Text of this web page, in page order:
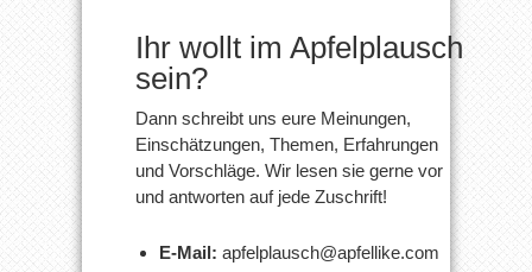
Ihr wollt im Apfelplausch
sein?
Dann schreibt uns eure Meinungen,
Einschätzungen, Themen, Erfahrungen
und Vorschläge. Wir lesen sie gerne vor
und antworten auf jede Zuschrift!
E-Mail: apfelplausch@apfellike.com